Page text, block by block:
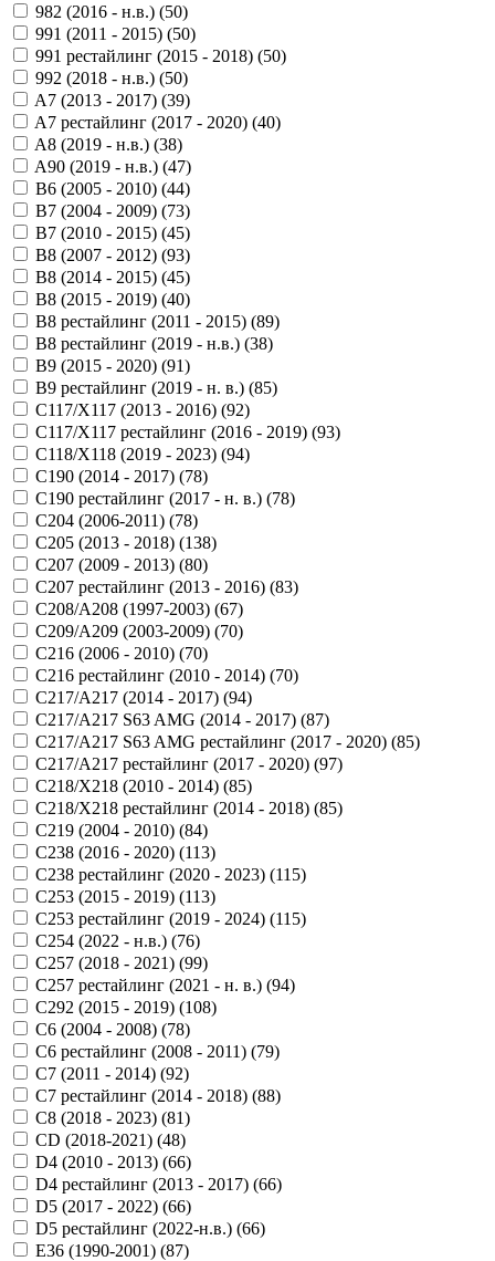
982 (2016 - н.в.) (50)
991 (2011 - 2015) (50)
991 рестайлинг (2015 - 2018) (50)
992 (2018 - н.в.) (50)
A7 (2013 - 2017) (39)
A7 рестайлинг (2017 - 2020) (40)
A8 (2019 - н.в.) (38)
A90 (2019 - н.в.) (47)
B6 (2005 - 2010) (44)
B7 (2004 - 2009) (73)
B7 (2010 - 2015) (45)
B8 (2007 - 2012) (93)
B8 (2014 - 2015) (45)
B8 (2015 - 2019) (40)
B8 рестайлинг (2011 - 2015) (89)
B8 рестайлинг (2019 - н.в.) (38)
B9 (2015 - 2020) (91)
B9 рестайлинг (2019 - н. в.) (85)
C117/X117 (2013 - 2016) (92)
C117/X117 рестайлинг (2016 - 2019) (93)
C118/X118 (2019 - 2023) (94)
C190 (2014 - 2017) (78)
C190 рестайлинг (2017 - н. в.) (78)
C204 (2006-2011) (78)
C205 (2013 - 2018) (138)
C207 (2009 - 2013) (80)
C207 рестайлинг (2013 - 2016) (83)
C208/A208 (1997-2003) (67)
C209/A209 (2003-2009) (70)
C216 (2006 - 2010) (70)
C216 рестайлинг (2010 - 2014) (70)
C217/A217 (2014 - 2017) (94)
C217/A217 S63 AMG (2014 - 2017) (87)
C217/A217 S63 AMG рестайлинг (2017 - 2020) (85)
C217/A217 рестайлинг (2017 - 2020) (97)
C218/X218 (2010 - 2014) (85)
C218/X218 рестайлинг (2014 - 2018) (85)
C219 (2004 - 2010) (84)
C238 (2016 - 2020) (113)
C238 рестайлинг (2020 - 2023) (115)
C253 (2015 - 2019) (113)
C253 рестайлинг (2019 - 2024) (115)
C254 (2022 - н.в.) (76)
C257 (2018 - 2021) (99)
C257 рестайлинг (2021 - н. в.) (94)
C292 (2015 - 2019) (108)
C6 (2004 - 2008) (78)
C6 рестайлинг (2008 - 2011) (79)
C7 (2011 - 2014) (92)
C7 рестайлинг (2014 - 2018) (88)
C8 (2018 - 2023) (81)
CD (2018-2021) (48)
D4 (2010 - 2013) (66)
D4 рестайлинг (2013 - 2017) (66)
D5 (2017 - 2022) (66)
D5 рестайлинг (2022-н.в.) (66)
E36 (1990-2001) (87)